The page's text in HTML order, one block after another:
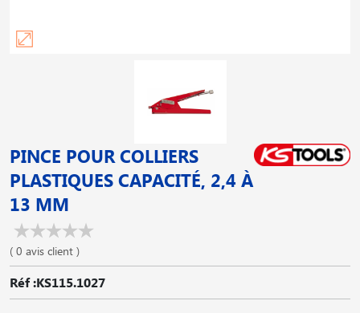
PINCE POUR COLLIERS
PLASTIQUES CAPACITÉ, 2,4 À
13 MM
( 0 avis client )
Réf :KS115.1027